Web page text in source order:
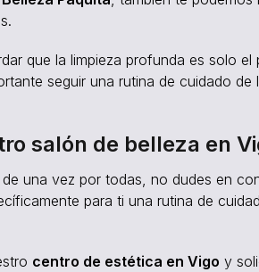
que la limpieza profunda es solo
seguir una rutina de cuidado
salón de belleza en
una vez por todas, no dudes en
para ti una rutina de
centro de estética en Vigo y